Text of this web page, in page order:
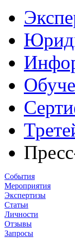
События
Мероприятия
Экспертизы
Статьи
Личности
Отзывы
Запросы